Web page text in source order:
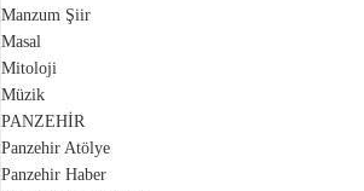
Manzum Şiir
Masal
Mitoloji
Müzik
PANZEHİR
Panzehir Atölye
Panzehir Haber